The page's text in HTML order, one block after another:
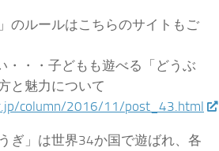
のルールはこちらのサイトもご
・・・子どもも遊べる「どうぶ
と魅力について
column/2016/11/post_43.html
ぎ」は世界34か国で遊ばれ、各